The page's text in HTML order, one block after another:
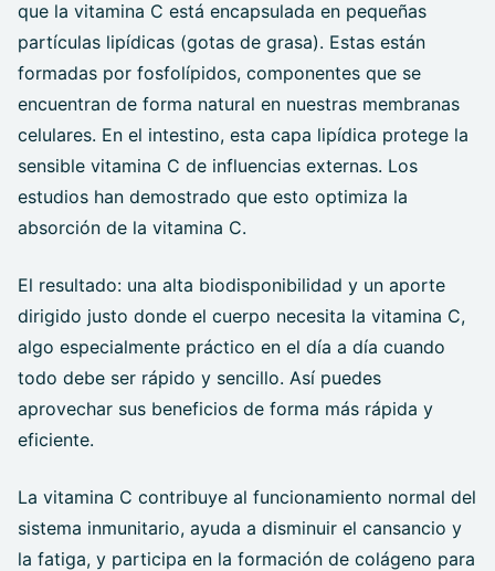
que la vitamina C está encapsulada en pequeñas
partículas lipídicas (gotas de grasa). Estas están
formadas por fosfolípidos, componentes que se
encuentran de forma natural en nuestras membranas
celulares. En el intestino, esta capa lipídica protege la
sensible vitamina C de influencias externas. Los
estudios han demostrado que esto optimiza la
absorción de la vitamina C.
El resultado: una alta biodisponibilidad y un aporte
dirigido justo donde el cuerpo necesita la vitamina C,
algo especialmente práctico en el día a día cuando
todo debe ser rápido y sencillo. Así puedes
aprovechar sus beneficios de forma más rápida y
eficiente.
La vitamina C contribuye al funcionamiento normal del
sistema inmunitario, ayuda a disminuir el cansancio y
la fatiga, y participa en la formación de colágeno para